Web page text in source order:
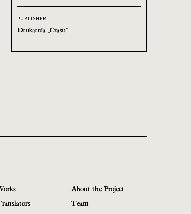
PUBLISHER
Drukarnia „Czasu”
About the Project
Team